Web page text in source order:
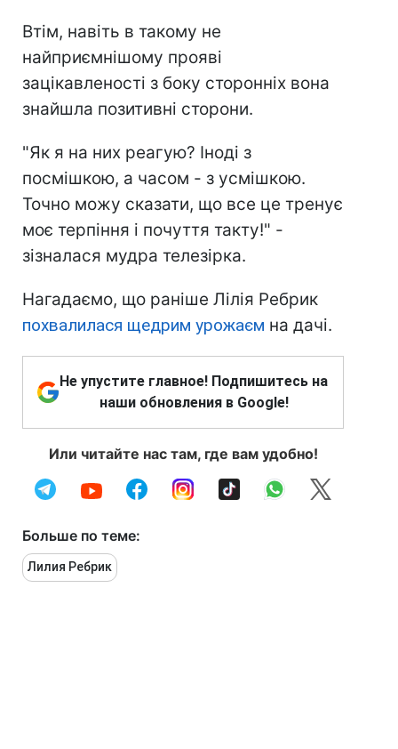
Втім, навіть в такому не
найприємнішому прояві
зацікавленості з боку сторонніх вона
знайшла позитивні сторони.
"Як я на них реагую? Іноді з
посмішкою, а часом - з усмішкою.
Точно можу сказати, що все це тренує
моє терпіння і почуття такту!" -
зізналася мудра телезірка.
Нагадаємо, що раніше Лілія Ребрик
похвалилася щедрим урожаєм на дачі.
Не упустите главное! Подпишитесь на
наши обновления в Google!
Или читайте нас там, где вам удобно!
Больше по теме:
Лилия Ребрик